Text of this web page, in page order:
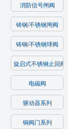
消防信号闸阀
铸钢/不锈钢闸阀
铸钢/不锈钢球阀
旋启式不锈钢止回阀
电磁阀
驱动器系列
铜阀门系列